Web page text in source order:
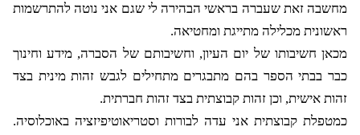
מחשבה זאת שעברה בראשי הבהירה לי שגם אני נוטה להתרשמות
ראשונית מכלילה מתייגת ומחטיאה.
מכאן חשיבותו של יום העיון, וחשיבותם של הסברה, מידע וחינוך
כבר בבתי הספר בהם מתבגרים מתחילים לגבש זהות מינית בצד
זהות אישית, וכן זהות קבוצתית בצד זהות חברתית.
כמטפלת קבוצתית אני עדה לבורות וסטריאוטיפיזציה באוכלוסיה.